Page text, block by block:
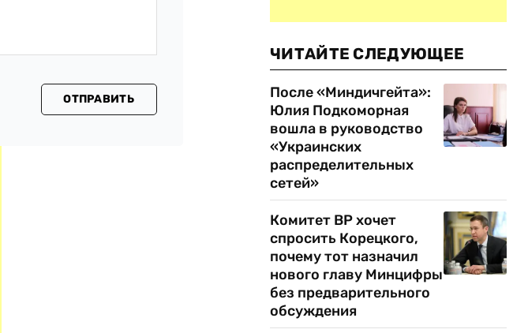
ОТПРАВИТЬ
ЧИТАЙТЕ СЛЕДУЮЩЕЕ
После «Миндичгейта»:
Юлия Подкоморная
вошла в руководство
«Украинских
распределительных
сетей»
Комитет ВР хочет
спросить Корецкого,
почему тот назначил
нового главу Минцифры
без предварительного
обсуждения